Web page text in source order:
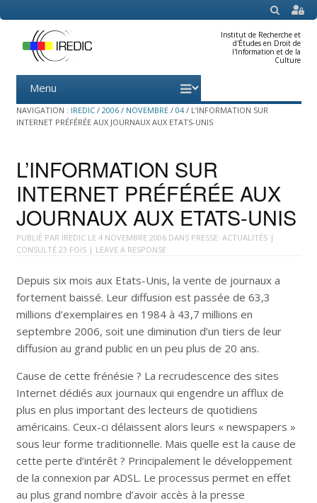
SEARCH
Institut de Recherche et
d'Études en Droit de
l'Information et de la
Culture
Menu
content
NAVIGATION : IREDIC / 2006 / NOVEMBRE / 04 / L’INFORMATION SUR
INTERNET PRÉFÉRÉE AUX JOURNAUX AUX ETATS-UNIS
L’INFORMATION SUR
INTERNET PRÉFÉRÉE AUX
JOURNAUX AUX ETATS-UNIS
PUBLIÉ PAR IREDICLE 4 NOVEMBRE 2006DANS PRESSE: ACTUALITÉS|
CONSULTÉ 23 FOIS | LEAVE A RESPONSE
Depuis six mois aux Etats-Unis, la vente de journaux a
fortement baissé. Leur diffusion est passée de 63,3
millions d’exemplaires en 1984 à 43,7 millions en
septembre 2006, soit une diminution d’un tiers de leur
diffusion au grand public en un peu plus de 20 ans.
Cause de cette frénésie ? La recrudescence des sites
Internet dédiés aux journaux qui engendre un afflux de
plus en plus important des lecteurs de quotidiens
américains. Ceux-ci délaissent alors leurs « newspapers »
sous leur forme traditionnelle. Mais quelle est la cause de
cette perte d’intérêt ? Principalement le développement
de la connexion par ADSL. Le processus permet en effet
au plus grand nombre d’avoir accès à la presse